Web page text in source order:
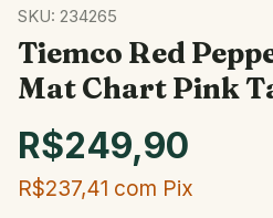
SKU: 234265
Tiemco Red
Mat Chart Pink
R$249,90
R$237,41 com Pix